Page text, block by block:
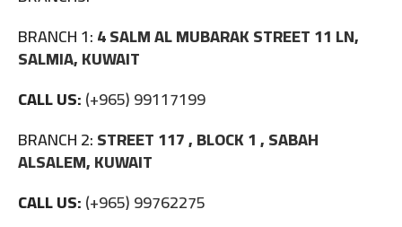
BRANCH 1:4 SALM AL MUBARAK STREET 11 LN,
SALMIA, KUWAIT
CALL US:(+965) 99117199
BRANCH 2:STREET 117 , BLOCK 1 , SABAH
ALSALEM, KUWAIT
CALL US:(+965) 99762275